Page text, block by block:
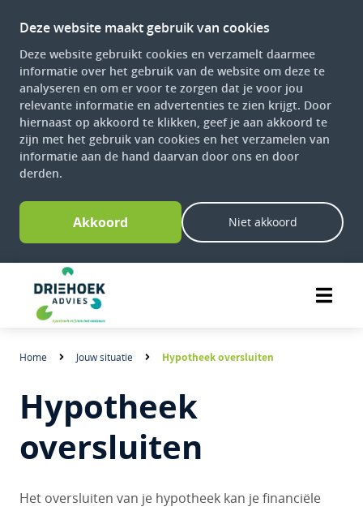
Deze website maakt gebruik van cookies
Deze website gebruikt cookies en verzamelt daarmee
informatie over het gebruik van de website om deze te
analyseren en om er voor te zorgen dat je voor jou
relevante informatie en advertenties te zien krijgt. Door
hiernaast op akkoord te klikken, geef je aan akkoord te
zijn met het gebruik van cookies en het verzamelen van
informatie aan de hand daarvan door ons en door
derden.
Akkoord Niet akkoord
Home Jouw situatie Hypotheek oversluiten
Hypotheek
oversluiten
Het oversluiten van je hypotheek kan je financiële